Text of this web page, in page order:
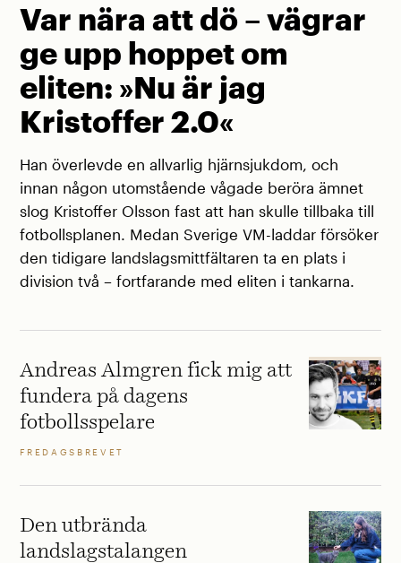
Var nära att dö – vägrar
ge upp hoppet om
eliten: »Nu är jag
Kristoffer 2.0«
Han överlevde en allvarlig hjärnsjukdom, och
innan någon utomstående vågade beröra ämnet
slog Kristoffer Olsson fast att han skulle tillbaka till
fotbollsplanen. Medan Sverige VM-laddar försöker
den tidigare landslagsmittfältaren ta en plats i
division två – fortfarande med eliten i tankarna.
Andreas Almgren fick mig att
fundera på dagens
fotbollsspelare
FREDAGSBREVET
Den utbrända
landslagstalangen